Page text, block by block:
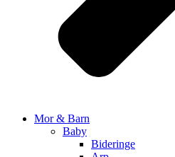
Mor & Barn
Baby
Bideringe